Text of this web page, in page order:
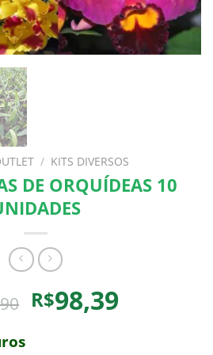
/ KITS DIVERSOS
DE ORQUÍDEAS 10
O
preço
R$98,39O
preço